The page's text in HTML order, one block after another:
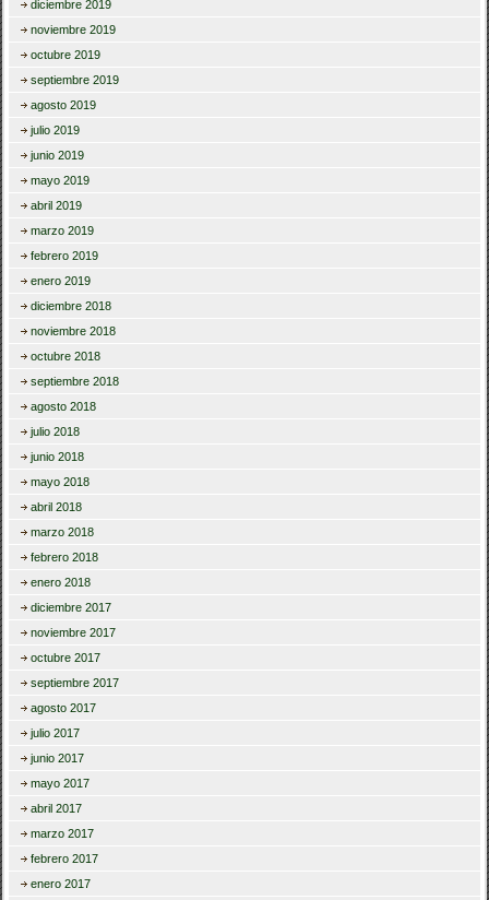
diciembre 2019
noviembre 2019
octubre 2019
septiembre 2019
agosto 2019
julio 2019
junio 2019
mayo 2019
abril 2019
marzo 2019
febrero 2019
enero 2019
diciembre 2018
noviembre 2018
octubre 2018
septiembre 2018
agosto 2018
julio 2018
junio 2018
mayo 2018
abril 2018
marzo 2018
febrero 2018
enero 2018
diciembre 2017
noviembre 2017
octubre 2017
septiembre 2017
agosto 2017
julio 2017
junio 2017
mayo 2017
abril 2017
marzo 2017
febrero 2017
enero 2017